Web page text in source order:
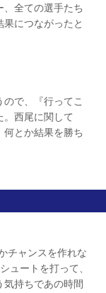
全ての選手たち
につながったと
ので、『行ってこ
西尾に関して
とか結果を勝ち
チャンスを作れな
ュートを打って、
持ちであの時間